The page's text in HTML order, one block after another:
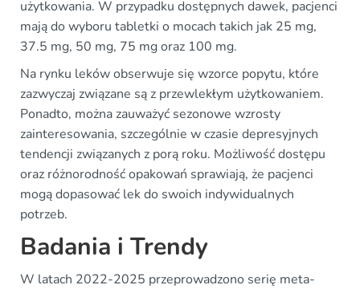
użytkowania. W przypadku dostępnych dawek, pacjenci
mają do wyboru tabletki o mocach takich jak 25 mg,
37.5 mg, 50 mg, 75 mg oraz 100 mg.
Na rynku leków obserwuje się wzorce popytu, które
zazwyczaj związane są z przewlekłym użytkowaniem.
Ponadto, można zauważyć sezonowe wzrosty
zainteresowania, szczególnie w czasie depresyjnych
tendencji związanych z porą roku. Możliwość dostępu
oraz różnorodność opakowań sprawiają, że pacjenci
mogą dopasować lek do swoich indywidualnych
potrzeb.
Badania i Trendy
W latach 2022-2025 przeprowadzono serię meta-